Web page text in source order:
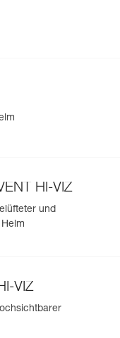
HI-VIZ
und
VIZ